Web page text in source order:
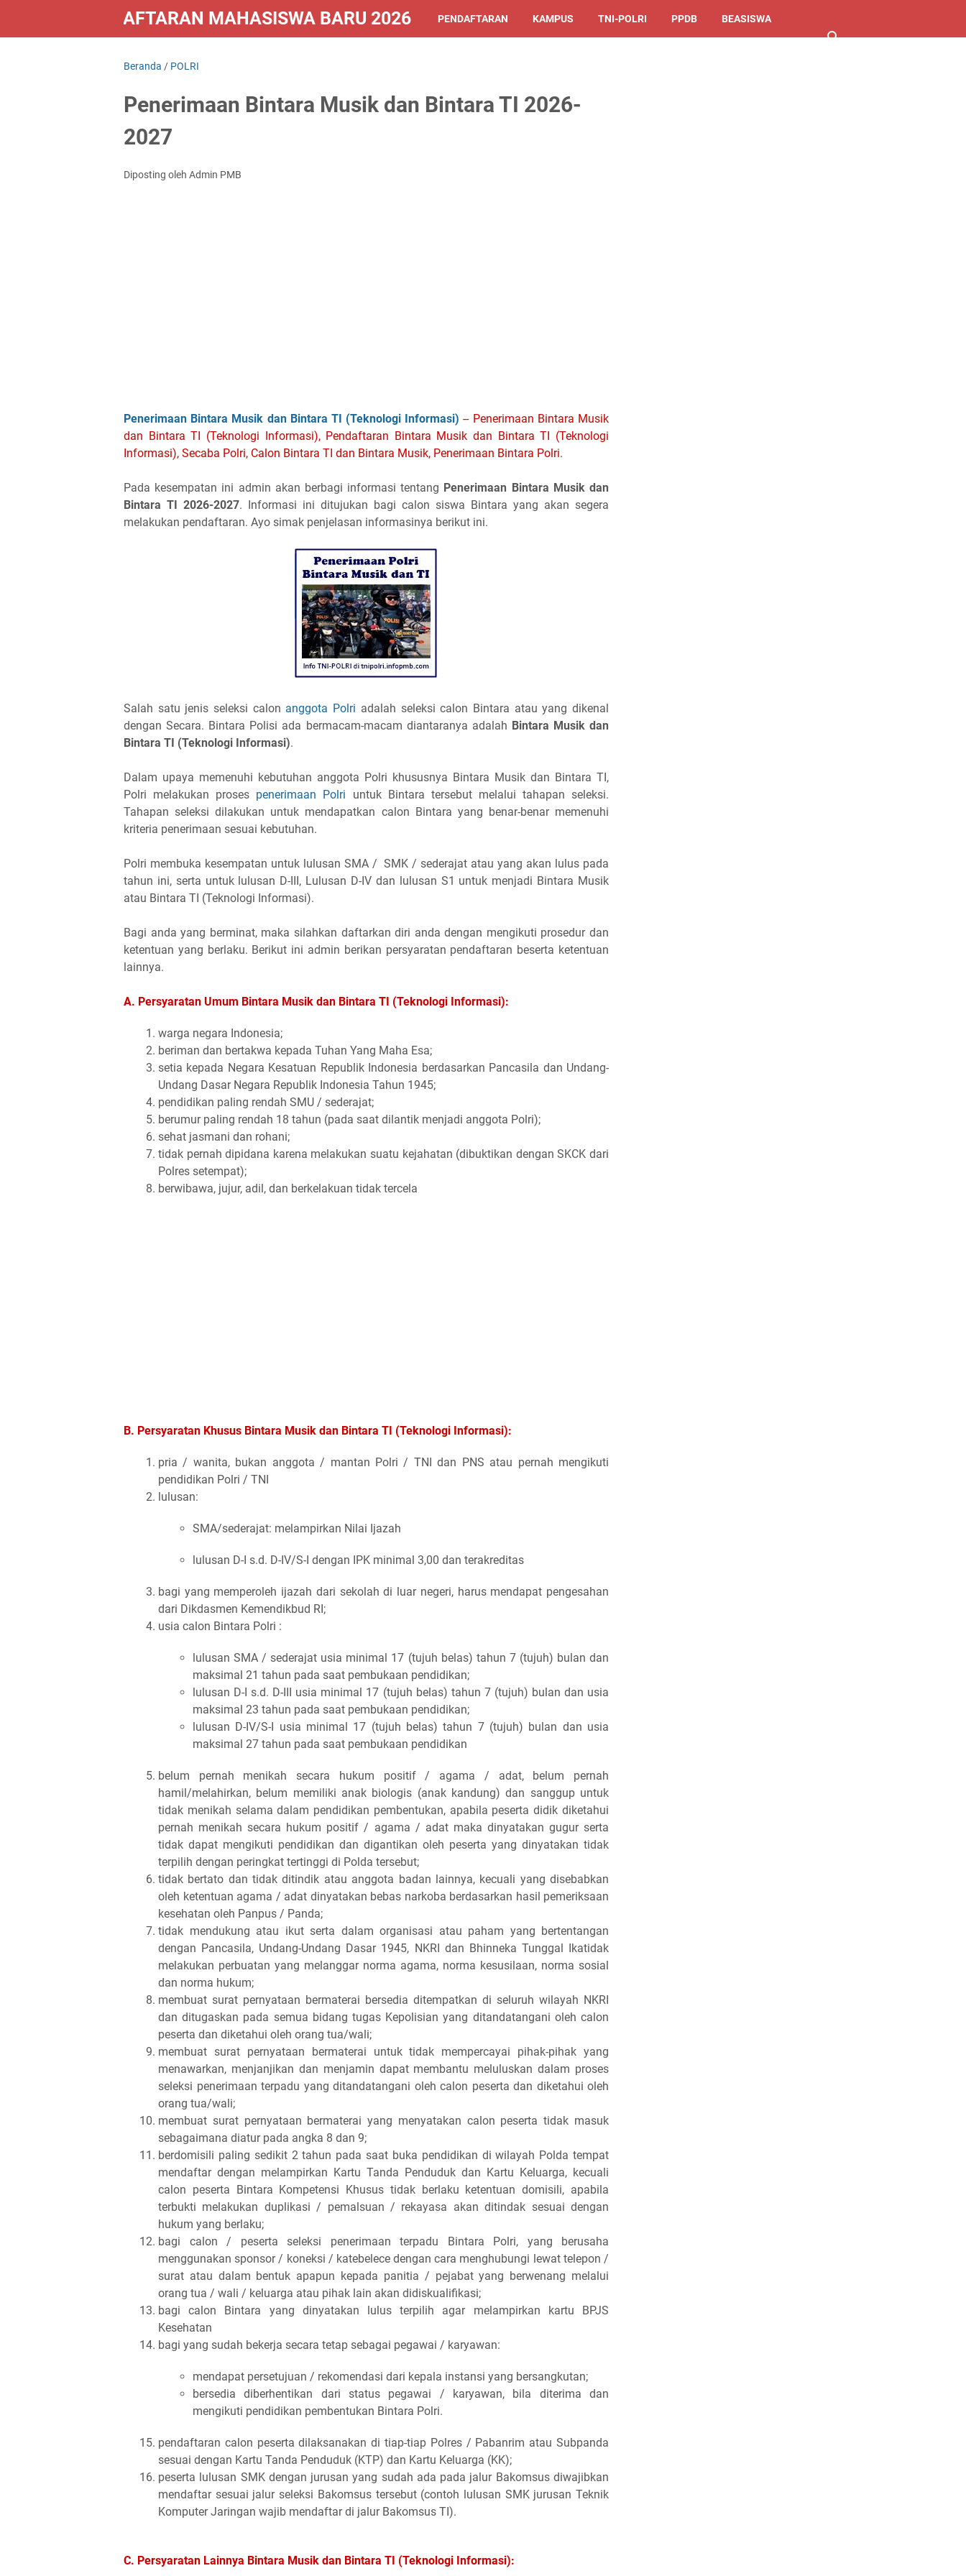
PENDAFTARAN MAHASISWA BARU 2026/2027PENDAFTARAN KAMPUS TNI-POLRI PPDB BEASISWA
Beranda / POLRI
Penerimaan Bintara Musik dan Bintara TI 2026-
2027
Diposting oleh Admin PMB
Penerimaan Bintara Musik dan Bintara TI (Teknologi Informasi) -- Penerimaan Bintara Musik
dan Bintara TI (Teknologi Informasi), Pendaftaran Bintara Musik dan Bintara TI (Teknologi
Informasi), Secaba Polri, Calon Bintara TI dan Bintara Musik, Penerimaan Bintara Polri.
Pada kesempatan ini admin akan berbagi informasi tentang Penerimaan Bintara Musik dan
Bintara TI 2026-2027. Informasi ini ditujukan bagi calon siswa Bintara yang akan segera
melakukan pendaftaran. Ayo simak penjelasan informasinya berikut ini.
Salah satu jenis seleksi calon anggota Polri adalah seleksi calon Bintara atau yang dikenal
dengan Secara. Bintara Polisi ada bermacam-macam diantaranya adalah Bintara Musik dan
Bintara TI (Teknologi Informasi).
Dalam upaya memenuhi kebutuhan anggota Polri khususnya Bintara Musik dan Bintara TI,
Polri melakukan proses penerimaan Polri untuk Bintara tersebut melalui tahapan seleksi.
Tahapan seleksi dilakukan untuk mendapatkan calon Bintara yang benar-benar memenuhi
kriteria penerimaan sesuai kebutuhan.
Polri membuka kesempatan untuk lulusan SMA / SMK / sederajat atau yang akan lulus pada
tahun ini, serta untuk lulusan D-III, Lulusan D-IV dan lulusan S1 untuk menjadi Bintara Musik
atau Bintara TI (Teknologi Informasi).
Bagi anda yang berminat, maka silahkan daftarkan diri anda dengan mengikuti prosedur dan
ketentuan yang berlaku. Berikut ini admin berikan persyaratan pendaftaran beserta ketentuan
lainnya.
A. Persyaratan Umum Bintara Musik dan Bintara TI (Teknologi Informasi):
warga negara Indonesia;
beriman dan bertakwa kepada Tuhan Yang Maha Esa;
setia kepada Negara Kesatuan Republik Indonesia berdasarkan Pancasila dan Undang-
Undang Dasar Negara Republik Indonesia Tahun 1945;
pendidikan paling rendah SMU / sederajat;
berumur paling rendah 18 tahun (pada saat dilantik menjadi anggota Polri);
sehat jasmani dan rohani;
tidak pernah dipidana karena melakukan suatu kejahatan (dibuktikan dengan SKCK dari
Polres setempat);
berwibawa, jujur, adil, dan berkelakuan tidak tercela
B. Persyaratan Khusus Bintara Musik dan Bintara TI (Teknologi Informasi):
pria / wanita, bukan anggota / mantan Polri / TNI dan PNS atau pernah mengikuti
pendidikan Polri / TNI
lulusan:
SMA/sederajat: melampirkan Nilai Ijazah
lulusan D-I s.d. D-IV/S-I dengan IPK minimal 3,00 dan terakreditas
bagi yang memperoleh ijazah dari sekolah di luar negeri, harus mendapat pengesahan
dari Dikdasmen Kemendikbud RI;
usia calon Bintara Polri :
lulusan SMA / sederajat usia minimal 17 (tujuh belas) tahun 7 (tujuh) bulan dan
maksimal 21 tahun pada saat pembukaan pendidikan;
lulusan D-I s.d. D-III usia minimal 17 (tujuh belas) tahun 7 (tujuh) bulan dan usia
maksimal 23 tahun pada saat pembukaan pendidikan;
lulusan D-IV/S-I usia minimal 17 (tujuh belas) tahun 7 (tujuh) bulan dan usia
maksimal 27 tahun pada saat pembukaan pendidikan
belum pernah menikah secara hukum positif / agama / adat, belum pernah
hamil/melahirkan, belum memiliki anak biologis (anak kandung) dan sanggup untuk
tidak menikah selama dalam pendidikan pembentukan, apabila peserta didik diketahui
pernah menikah secara hukum positif / agama / adat maka dinyatakan gugur serta
tidak dapat mengikuti pendidikan dan digantikan oleh peserta yang dinyatakan tidak
terpilih dengan peringkat tertinggi di Polda tersebut;
tidak bertato dan tidak ditindik atau anggota badan lainnya, kecuali yang disebabkan
oleh ketentuan agama / adat dinyatakan bebas narkoba berdasarkan hasil pemeriksaan
kesehatan oleh Panpus / Panda;
tidak mendukung atau ikut serta dalam organisasi atau paham yang bertentangan
dengan Pancasila, Undang-Undang Dasar 1945, NKRI dan Bhinneka Tunggal Ikatidak
melakukan perbuatan yang melanggar norma agama, norma kesusilaan, norma sosial
dan norma hukum;
membuat surat pernyataan bermaterai bersedia ditempatkan di seluruh wilayah NKRI
dan ditugaskan pada semua bidang tugas Kepolisian yang ditandatangani oleh calon
peserta dan diketahui oleh orang tua/wali;
membuat surat pernyataan bermaterai untuk tidak mempercayai pihak-pihak yang
menawarkan, menjanjikan dan menjamin dapat membantu meluluskan dalam proses
seleksi penerimaan terpadu yang ditandatangani oleh calon peserta dan diketahui oleh
orang tua/wali;
membuat surat pernyataan bermaterai yang menyatakan calon peserta tidak masuk
sebagaimana diatur pada angka 8 dan 9;
berdomisili paling sedikit 2 tahun pada saat buka pendidikan di wilayah Polda tempat
mendaftar dengan melampirkan Kartu Tanda Penduduk dan Kartu Keluarga, kecuali
calon peserta Bintara Kompetensi Khusus tidak berlaku ketentuan domisili, apabila
terbukti melakukan duplikasi / pemalsuan / rekayasa akan ditindak sesuai dengan
hukum yang berlaku;
bagi calon / peserta seleksi penerimaan terpadu Bintara Polri, yang berusaha
menggunakan sponsor / koneksi / katebelece dengan cara menghubungi lewat telepon /
surat atau dalam bentuk apapun kepada panitia / pejabat yang berwenang melalui
orang tua / wali / keluarga atau pihak lain akan didiskualifikasi;
bagi calon Bintara yang dinyatakan lulus terpilih agar melampirkan kartu BPJS
Kesehatan
bagi yang sudah bekerja secara tetap sebagai pegawai / karyawan:
mendapat persetujuan / rekomendasi dari kepala instansi yang bersangkutan;
bersedia diberhentikan dari status pegawai / karyawan, bila diterima dan
mengikuti pendidikan pembentukan Bintara Polri.
pendaftaran calon peserta dilaksanakan di tiap-tiap Polres / Pabanrim atau Subpanda
sesuai dengan Kartu Tanda Penduduk (KTP) dan Kartu Keluarga (KK);
peserta lulusan SMK dengan jurusan yang sudah ada pada jalur Bakomsus diwajibkan
mendaftar sesuai jalur seleksi Bakomsus tersebut (contoh lulusan SMK jurusan Teknik
Komputer Jaringan wajib mendaftar di jalur Bakomsus TI).
C. Persyaratan Lainnya Bintara Musik dan Bintara TI (Teknologi Informasi):